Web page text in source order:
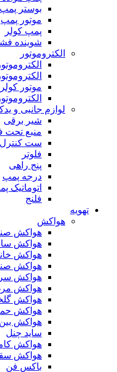
بوستر پمپ
موتور پمپ
پمپ کولر
شوینده
الکتروموتور
موتور
لوازم جانبی و
شیر برقی
منبع تحت
ست کنترل
فلوتر
پنج راهی
درجه پمپ
اتوماتیک
فلنج
تهویه
هواکش
هواکش
هواکش
هواکش
هواکش
هواکش
هواکش
هواکش
هواکش
هواکش بین
ساید چنل
هواکش
هواکش
باکس فن